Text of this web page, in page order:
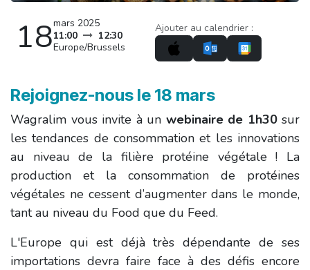
18mars 2025
11:00
12:30
Europe/Brussels
Ajouter au calendrier :
Rejoignez-nous le 18 mars
Wagralim vous invite à un webinaire de 1h30sur
les tendances de consommation et les innovations
au niveau de la filière protéine végétale ! La
production et la consommation de protéines
végétales ne cessent d’augmenter dans le monde,
tant au niveau du Food que du Feed.
L'Europe qui est déjà très dépendante de ses
importations devra faire face à des défis encore